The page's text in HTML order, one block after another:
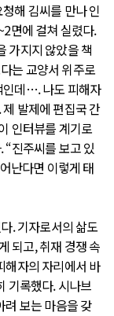
해 김씨를 만나 인
면에 걸쳐 실렸다.
가지지 않았을 책
는 교양서 위주로
인데…. 나도 피해자
발제에 편집국 간
인터뷰를 계기로
“진주씨를 보고 있
난다면 이렇게 태
. 기자로서의 삶도
되고, 취재 경쟁 속
해자의 자리에서 바
기록했다. 시나브
려 보는 마음을 갖